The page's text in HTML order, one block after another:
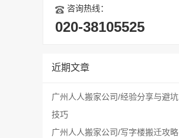
咨询热线：
020-38105525
近期文章
广州人人搬家公司/经验分享与避坑
技巧
广州人人搬家公司/写字楼搬迁攻略